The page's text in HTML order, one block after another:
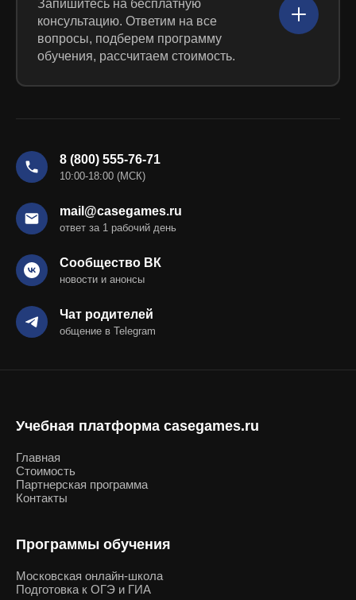
7 мифов о семейном образовании 58:43
9 Плюсы и минусы семейного образования
Запишитесь на бесплатную
консультацию. Ответим на все
вопросы, подберем программу
обучения, рассчитаем стоимость.
8 (800) 555-76-71
10:00-18:00 (МСК)
mail@casegames.ru
ответ за 1 рабочий день
Сообщество ВК
новости и анонсы
Чат родителей
общение в Telegram
Учебная платформа casegames.ru
Главная
Стоимость
Партнерская программа
Контакты
Программы обучения
Московская онлайн-школа
Подготовка к ОГЭ и ГИА